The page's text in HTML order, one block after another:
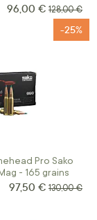
Prix Spécial
96,00 € Prix normal
128,00 €
Pro Sako
- 165 grains
-25%
Prix Spécial
97,50 € Prix normal
130,00 €